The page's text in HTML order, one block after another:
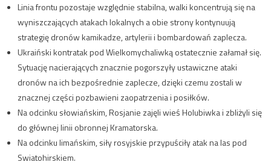
Linia frontu pozostaje względnie stabilna, walki koncentrują się na
wyniszczających atakach lokalnych a obie strony kontynuują
strategię dronów kamikadze, artylerii i bombardowań zaplecza.
Ukraiński kontratak pod Wielkomychaliwką ostatecznie załamał się.
Sytuację nacierających znacznie pogorszyły ustawiczne ataki
dronów na ich bezpośrednie zaplecze, dzięki czemu zostali w
znacznej części pozbawieni zaopatrzenia i posiłków.
Na odcinku słowiańskim, Rosjanie zajęli wieś Holubiwka i zbliżyli się
do głównej linii obronnej Kramatorska.
Na odcinku limańskim, siły rosyjskie przypuściły atak na las pod
Swiatohirskiem.